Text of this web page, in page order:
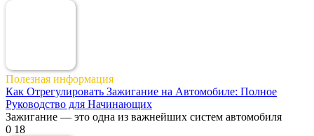
Полезная информация
Как Отрегулировать Зажигание на Автомобиле: Полное
Руководство для Начинающих
Зажигание — это одна из важнейших систем автомобиля
0 18